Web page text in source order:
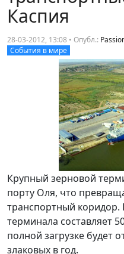
Каспия
28-03-2012, 13:08 • Опубл.:
События в мире
Крупный зерновой
порту Оля, что
транспортный
терминала составляет
полной загрузке будет
злаковых в год.